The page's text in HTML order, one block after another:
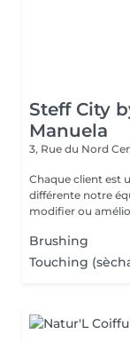
Steff City
Manuela
3, Rue du Nord
Chaque client est
différente notre
modifier ou
Brushing
Touching